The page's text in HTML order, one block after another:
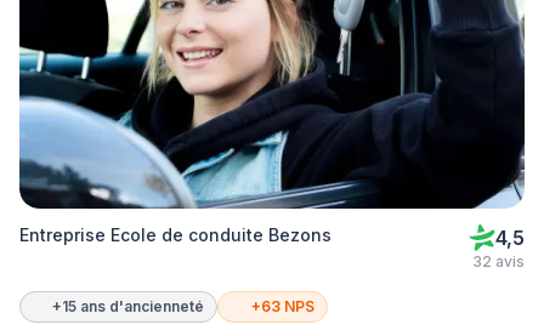
Entreprise Ecole de conduite Bezons 4,5
32 avis
+15 ans d'ancienneté +63 NPS